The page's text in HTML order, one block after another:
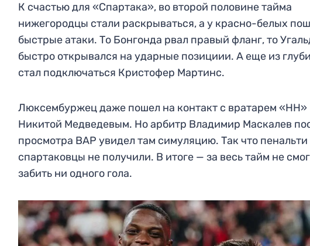
К счастью для «Спартака», во второй половине тайма
нижегородцы стали раскрываться, а у красно-белых
быстрые атаки. То Бонгонда рвал правый фланг, то
быстро открывался на ударные позициии. А еще из
стал подключаться Кристофер Мартинс.
Люксембуржец даже пошел на контакт с вратарем «НН»
Никитой Медведевым. Но арбитр Владимир Маскалев
просмотра ВАР увидел там симуляцию. Так что пенальти
спартаковцы не получили. В итоге — за весь тайм не
забить ни одного гола.